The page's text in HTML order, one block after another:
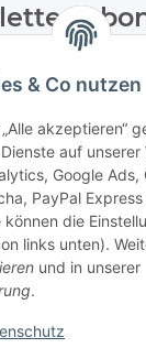
& Co nutzen
akzeptieren“
auf unserer
Google Ads,
PayPal
können die
links unten).
und in unserer
.
regelmäßig und